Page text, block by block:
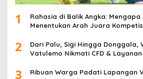
1
Rahasia di Balik Angka: Mengapa
Menentukan Arah Juara
2
Dari Palu, Sigi Hingga Donggala,
Vatulemo Nikmati CFD &
3
Ribuan Warga Padati Lapangan